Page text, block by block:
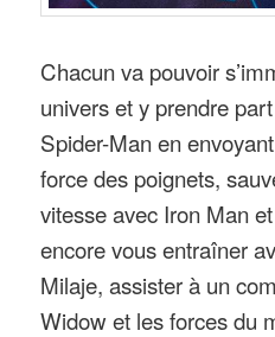
Chacun va pouvoir
univers et y prendre
Spider-Man en
force des poignets,
vitesse avec Iron Man
encore vous entraîner
Milaje, assister à un
Widow et les forces du